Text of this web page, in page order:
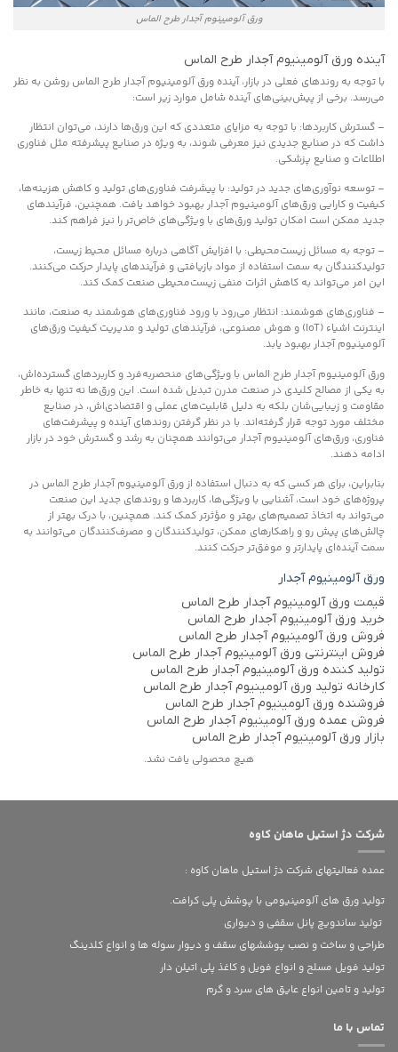
ورق آلومیینوم آجدار طرح الماس
آینده ورق آلومینیوم آجدار طرح الماس
با توجه به روندهای فعلی در بازار، آینده ورق آلومینیوم آجدار طرح الماس روشن به نظر
می‌رسد. برخی از پیش‌بینی‌های آینده شامل موارد زیر است:
– گسترش کاربردها: با توجه به مزایای متعددی که این ورق‌ها دارند، می‌توان انتظار
داشت که در صنایع جدیدی نیز معرفی شوند، به ویژه در صنایع پیشرفته مثل فناوری
اطلاعات و صنایع پزشکی.
– توسعه نوآوری‌های جدید در تولید: با پیشرفت فناوری‌های تولید و کاهش هزینه‌ها،
کیفیت و کارایی ورق‌های آلومینیوم آجدار بهبود خواهد یافت. همچنین، فرآیندهای
جدید ممکن است امکان تولید ورق‌های با ویژگی‌های خاص‌تر را نیز فراهم کند.
– توجه به مسائل زیست‌محیطی: با افزایش آگاهی درباره مسائل محیط زیست،
تولیدکنندگان به سمت استفاده از مواد بازیافتی و فرآیندهای پایدار حرکت می‌کنند.
این امر می‌تواند به کاهش اثرات منفی زیست‌محیطی صنعت کمک کند.
– فناوری‌های هوشمند: انتظار می‌رود با ورود فناوری‌های هوشمند به صنعت، مانند
اینترنت اشیاء (IoT) و هوش مصنوعی، فرآیندهای تولید و مدیریت کیفیت ورق‌های
آلومینیوم آجدار بهبود یابد.
ورق آلومینیوم آجدار طرح الماس با ویژگی‌های منحصربه‌فرد و کاربردهای گسترده‌اش،
به یکی از مصالح کلیدی در صنعت مدرن تبدیل شده است. این ورق‌ها نه تنها به خاطر
مقاومت و زیبایی‌شان بلکه به دلیل قابلیت‌های عملی و اقتصادی‌اش، در صنایع
مختلف مورد توجه قرار گرفته‌اند. با در نظر گرفتن روندهای آینده و پیشرفت‌های
فناوری، ورق‌های آلومینیوم آجدار می‌توانند همچنان به رشد و گسترش خود در بازار
ادامه دهند.
بنابراین، برای هر کسی که به دنبال استفاده از ورق آلومینیوم آجدار طرح الماس در
پروژه‌های خود است، آشنایی با ویژگی‌ها، کاربردها و روندهای جدید این صنعت
می‌تواند به اتخاذ تصمیم‌های بهتر و مؤثرتر کمک کند. همچنین، با درک بهتر از
چالش‌های پیش رو و راهکارهای ممکن، تولیدکنندگان و مصرف‌کنندگان می‌توانند به
سمت آینده‌ای پایدارتر و موفق‌تر حرکت کنند.
ورق آلومینیوم آجدار
قیمت ورق آلومینیوم آجدار طرح الماس
خرید ورق آلومینیوم آجدار طرح الماس
فروش ورق آلومینیوم آجدار طرح الماس
فروش اینترنتی ورق آلومینیوم آجدار طرح الماس
تولید کننده ورق آلومینیوم آجدار طرح الماس
کارخانه تولید ورق آلومینیوم آجدار طرح الماس
فروشنده ورق آلومینیوم آجدار طرح الماس
فروش عمده ورق آلومینیوم آجدار طرح الماس
بازار ورق آلومینیوم آجدار طرح الماس
هیچ محصولی یافت نشد.
شرکت دژ استیل ماهان کاوه
عمده فعالیتهای شرکت دژ استیل ماهان کاوه :
تولید ورق های آلومینیومی با پوشش پلی کرافت.
تولید ساندویچ پانل سقفی و دیواری
طراحی و ساخت و نصب پوششهای سقف و دیوار سوله ها و انواع کلدینگ
تولید فویل مسلح و انواع فویل و کاغذ پلی اتیلن دار
تولید و تامین انواع عایق های سرد و گرم
تماس با ما